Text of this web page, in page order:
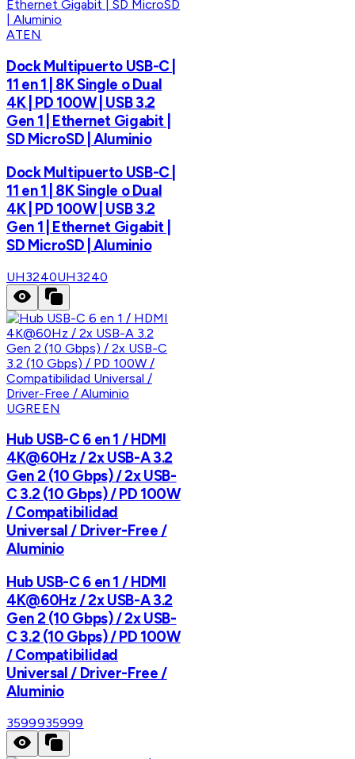
ATEN
Dock Multipuerto USB-C |
11 en 1 | 8K Single o Dual
4K | PD 100W | USB 3.2
Gen 1 | Ethernet Gigabit |
SD MicroSD | Aluminio
Dock Multipuerto USB-C |
11 en 1 | 8K Single o Dual
4K | PD 100W | USB 3.2
Gen 1 | Ethernet Gigabit |
SD MicroSD | Aluminio
UH3240UH3240
UGREEN
Hub USB-C 6 en 1 / HDMI
4K@60Hz / 2x USB-A 3.2
Gen 2 (10 Gbps) / 2x USB-
C 3.2 (10 Gbps) / PD 100W
/ Compatibilidad
Universal / Driver-Free /
Aluminio
Hub USB-C 6 en 1 / HDMI
4K@60Hz / 2x USB-A 3.2
Gen 2 (10 Gbps) / 2x USB-
C 3.2 (10 Gbps) / PD 100W
/ Compatibilidad
Universal / Driver-Free /
Aluminio
3599935999